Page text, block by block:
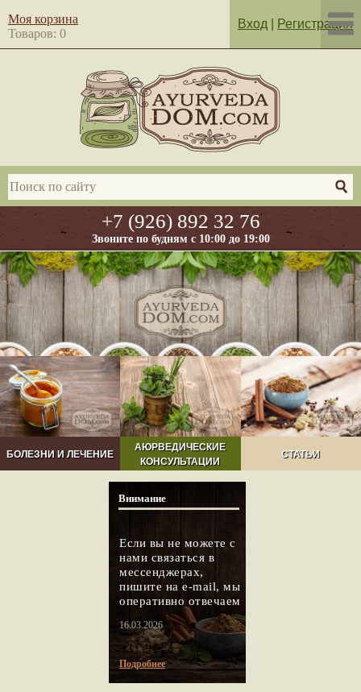
+7 (926) 892 32 76
Звоните по будням с 10:00 до 19:00
Моя корзина
Товаров: 0
Вход Регистрация
БОЛЕЗНИ И ЛЕЧЕНИЕ
АЮРВЕДИЧЕСКИЕ
КОНСУЛЬТАЦИИ
СТАТЬИ
Внимание
Если вы не можете с
нами связаться в
мессенджерах,
пишите на e-mail, мы
оперативно отвечаем
16.03.2026
Подробнее